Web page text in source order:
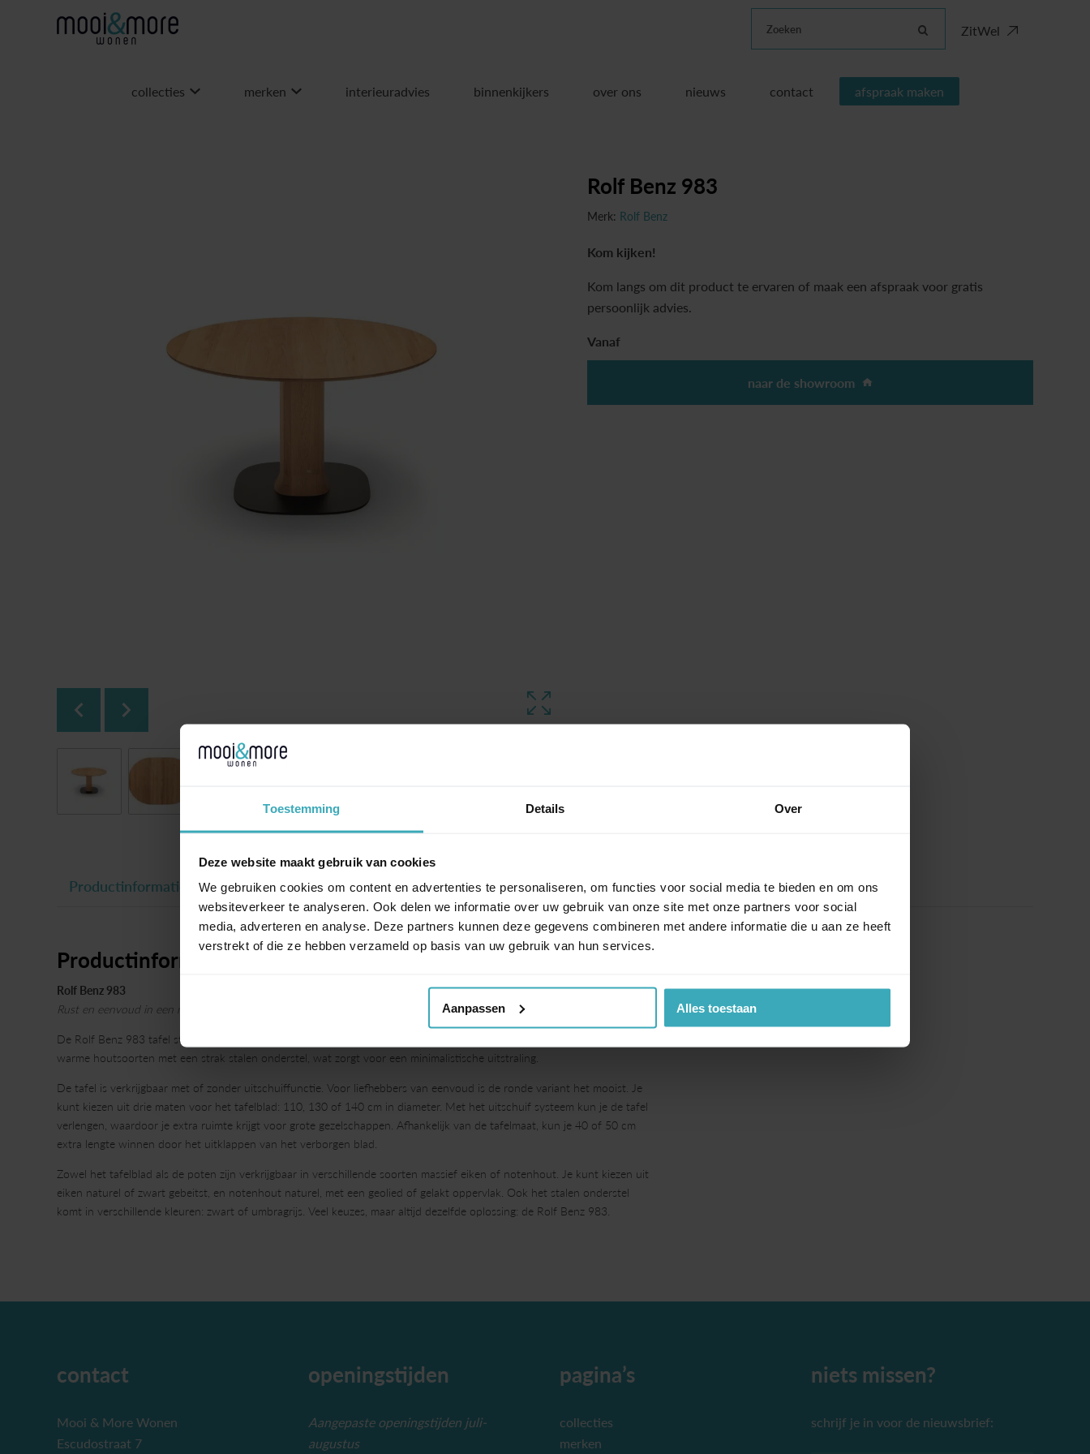
Toestemming Details Over
Deze website maakt gebruik van cookies
We gebruiken cookies om content en advertenties te personaliseren, om functies voor social media te bieden en om ons
websiteverkeer te analyseren. Ook delen we informatie over uw gebruik van onze site met onze partners voor social
media, adverteren en analyse. Deze partners kunnen deze gegevens combineren met andere informatie die u aan ze heeft
verstrekt of die ze hebben verzameld op basis van uw gebruik van hun services.
Aanpassen Alles toestaan
Zoeken ZitWel
collecties merken interieuradvies binnenkijkers over ons nieuws contact afspraak maken
Rolf Benz 983
Merk: Rolf Benz
Kom kijken!
Kom langs om dit product te ervaren of maak een afspraak voor gratis
persoonlijk advies.
Vanaf
naar de showroom
Productinformatie
Productinformatie
Rolf Benz 983
Rust en eenvoud in een ronde of ovale vorm
De Rolf Benz 983 tafel straalt altijd rust uit, ongeacht de variaties, en blijft een tijdloze klassieker. Het design combineert
warme houtsoorten met een strak stalen onderstel, wat zorgt voor een minimalistische uitstraling.
De tafel is verkrijgbaar met of zonder uitschuiffunctie. Voor liefhebbers van eenvoud is de ronde variant het mooist. Je
kunt kiezen uit drie maten voor het tafelblad: 110, 130 of 140 cm in diameter. Met het uitschuif systeem kun je de tafel
verlengen, waardoor je extra ruimte krijgt voor grote gezelschappen. Afhankelijk van de tafelmaat, kun je 40 of 50 cm
extra lengte winnen door het uitklappen van het verborgen blad.
Zowel het tafelblad als de poten zijn verkrijgbaar in verschillende soorten massief eiken of notenhout. Je kunt kiezen uit
eiken naturel of zwart gebeitst, en notenhout naturel, met een geolied of gelakt oppervlak. Ook het stalen onderstel
komt in verschillende kleuren: zwart of umbragrijs. Veel keuzes, maar altijd dezelfde oplossing: de Rolf Benz 983.
contact
Mooi & More Wonen
Escudostraat 7
openingstijden
Aangepaste openingstijden juli-
augustus
pagina’s
collecties
merken
niets missen?
schrijf je in voor de nieuwsbrief: